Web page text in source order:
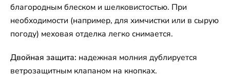
благородным блеском и шелковистостью. При
необходимости (например, для химчистки или в сырую
погоду) меховая отделка легко снимается.
Двойная защита: надежная молния дублируется
ветрозащитным клапаном на кнопках.